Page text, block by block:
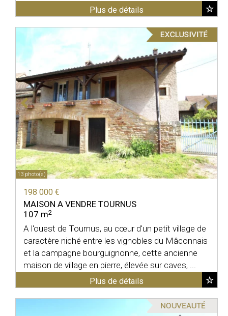
Plus de détails
13 photo(s)
198 000 €
MAISON A VENDRE TOURNUS
107 m2
A l'ouest de Tournus, au cœur d'un petit village de
caractère niché entre les vignobles du Mâconnais
et la campagne bourguignonne, cette ancienne
maison de village en pierre, élevée sur caves, ...
Plus de détails